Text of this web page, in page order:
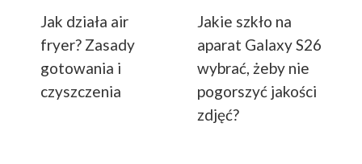
Jak działa air
fryer? Zasady
gotowania i
czyszczenia
Jakie szkło na
aparat Galaxy S26
wybrać, żeby nie
pogorszyć jakości
zdjęć?